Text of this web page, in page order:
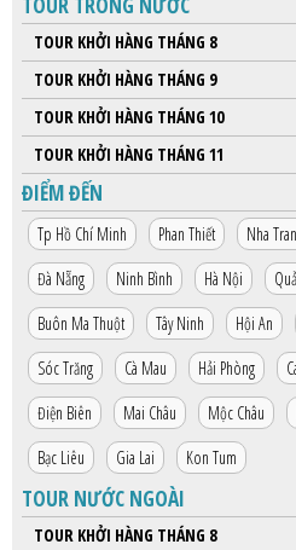
HỘP THƯ GÓP Ý
PROFILE HƯỚNG DẪN VIÊN
TUYỂN DỤNG
LIÊN HỆ
TOUR KHỞI HÀNG THÁNG 8
TOUR KHỞI HÀNG THÁNG 9
TOUR KHỞI HÀNG THÁNG 10
TOUR KHỞI HÀNG THÁNG 11
ĐIỂM ĐẾN
Tp Hồ Chí Minh Phan Thiết Nha
Đà Nẵng
Ninh Bình Hà Nội
Buôn Ma Thuột
Tây Ninh Hội An
Sóc Trăng
Cà Mau Hải Phòng
Điện Biên
Mai Châu Mộc Châu
Bạc Liêu
Gia Lai Kon Tum
TOUR NƯỚC NGOÀI
TOUR KHỞI HÀNG THÁNG 8